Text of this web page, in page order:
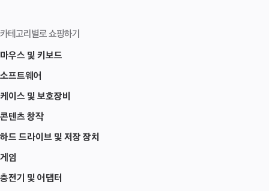
카테고리별로 쇼핑하기
마우스 및 키보드
소프트웨어
케이스 및 보호장비
콘텐츠 창작
하드 드라이브 및 저장 장치
게임
충전기 및 어댑터